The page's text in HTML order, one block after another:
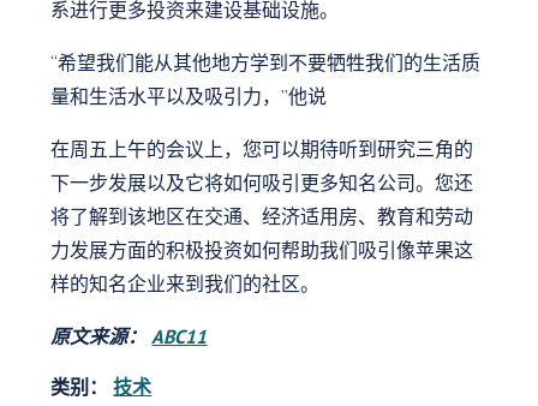
系进行更多投资来建设基础设施。
“希望我们能从其他地方学到不要牺牲我们的生活质
量和生活水平以及吸引力，”他说
在周五上午的会议上，您可以期待听到研究三角的
下一步发展以及它将如何吸引更多知名公司。您还
将了解到该地区在交通、经济适用房、教育和劳动
力发展方面的积极投资如何帮助我们吸引像苹果这
样的知名企业来到我们的社区。
原文来源：ABC11
类别： 技术